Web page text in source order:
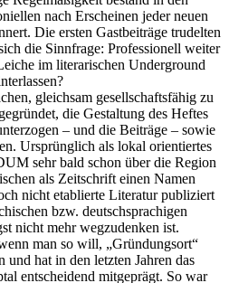
nach Erscheinen jeder neuen
Die ersten Gastbeiträge trudelten
die Sinnfrage: Professionell weiter
im literarischen Underground
gleichsam gesellschaftsfähig zu
die Gestaltung des Heftes
– und die Beiträge – sowie
Ursprünglich als lokal orientiertes
sehr bald schon über die Region
als Zeitschrift einen Namen
nicht etablierte Literatur publiziert
bzw. deutschsprachigen
nicht mehr wegzudenken ist.
man so will, „Gründungsort“
und hat in den letzten Jahren das
entscheidend mitgeprägt. So war